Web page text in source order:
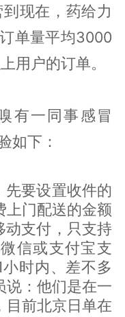
现在，药给力
单量平均3000
用户的订单。
有一同事感冒
如下：
先要设置收件的
上门配送的金额
动支付，只支持
信或支付宝支
时内、差不多
说：他们是在一
目前北京日单在